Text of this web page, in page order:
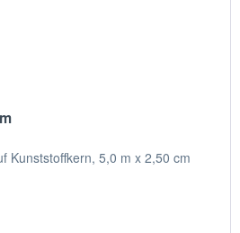
Kunststoffkern, 5,0 m x 2,50 cm